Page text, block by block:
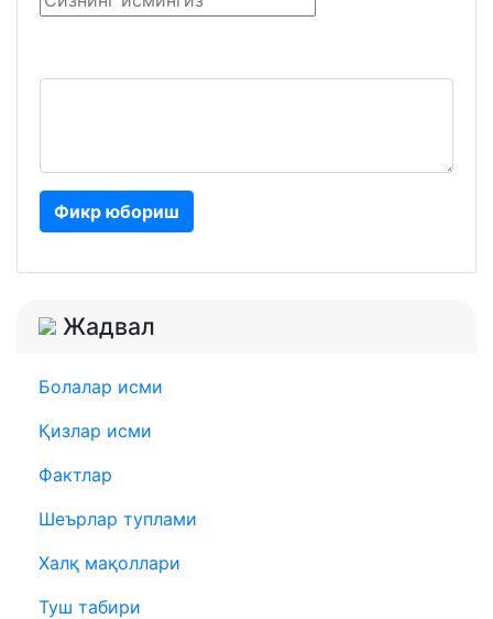
Фикр юбориш
Жадвал
Болалар исми
Қизлар исми
Фактлар
Шеърлар туплами
Халқ мақоллари
Туш табири